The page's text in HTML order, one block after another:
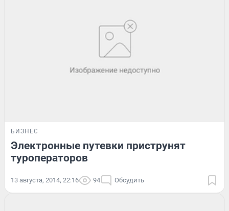
БИЗНЕС
Электронные путевки приструнят
туроператоров
13 августа, 2014, 22:16 94 Обсудить